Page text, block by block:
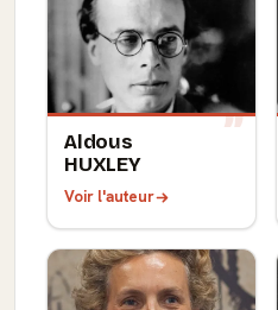
Aldous
HUXLEY
Voir l'auteur